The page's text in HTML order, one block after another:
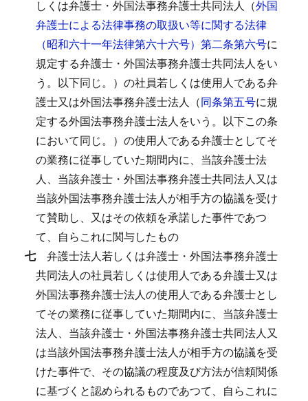
しくは弁護士・外国法事務弁護士共同法人（外国
弁護士による法律事務の取扱い等に関する法律
（昭和六十一年法律第六十六号）第二条第六号に
規定する弁護士・外国法事務弁護士共同法人をい
う。以下同じ。）の社員若しくは使用人である弁
護士又は外国法事務弁護士法人（同条第五号に規
定する外国法事務弁護士法人をいう。以下この条
において同じ。）の使用人である弁護士としてそ
の業務に従事していた期間内に、当該弁護士法
人、当該弁護士・外国法事務弁護士共同法人又は
当該外国法事務弁護士法人が相手方の協議を受け
て賛助し、又はその依頼を承諾した事件であつ
て、自らこれに関与したもの
七 弁護士法人若しくは弁護士・外国法事務弁護士
共同法人の社員若しくは使用人である弁護士又は
外国法事務弁護士法人の使用人である弁護士とし
てその業務に従事していた期間内に、当該弁護士
法人、当該弁護士・外国法事務弁護士共同法人又
は当該外国法事務弁護士法人が相手方の協議を受
けた事件で、その協議の程度及び方法が信頼関係
に基づくと認められるものであつて、自らこれに